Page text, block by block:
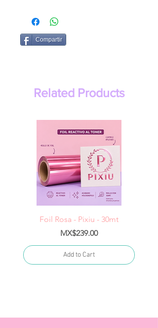
Compartir
Related Products
Foil Rosa - Pixiu - 30mt
Price
MX$239.00
Add to Cart